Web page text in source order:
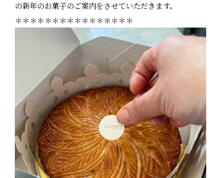
の新年のお菓子のご案内をさせていただきます。
＊＊＊＊＊＊＊＊＊＊＊＊＊＊＊＊